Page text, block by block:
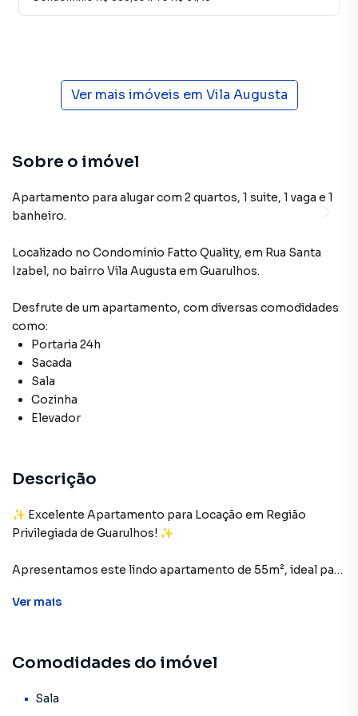
Ver mais imóveis em Vila Augusta
Sobre o imóvel
Apartamento para alugar com 2 quartos, 1 suite, 1 vaga e 1
banheiro.
Localizado no Condomínio Fatto Quality, em Rua Santa
Izabel, no bairro Vila Augusta em Guarulhos.
Desfrute de um apartamento, com diversas comodidades
como:
Portaria 24h
Sacada
Sala
Cozinha
Elevador
Descrição
✨ Excelente Apartamento para Locação em Região
Privilegiada de Guarulhos! ✨
Apresentamos este lindo apartamento de 55m², ideal para
imóvel é todo planejado, com ótimo aproveitamento de
🔹 2 dormitórios, sendo 1 suíte aconchegante
proporcionando ótima iluminação natural
Ver mais
Comodidades do imóvel
Sala